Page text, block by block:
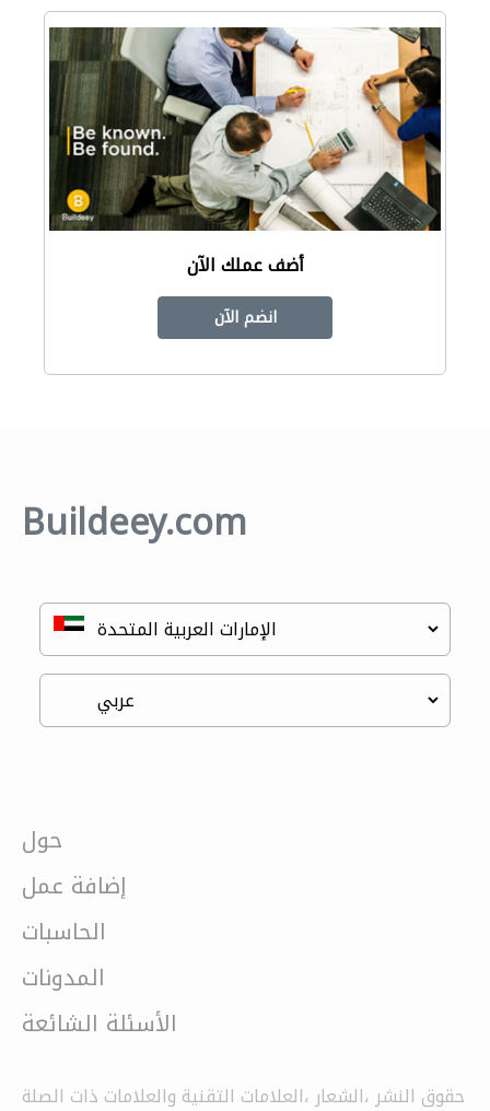
أضف عملك الآن
انضم الآن
Buildeey.com
حول
إضافة عمل
الحاسبات
المدونات
الأسئلة الشائعة
حقوق النشر ،الشعار ،العلامات التقنية والعلامات ذات الصلة